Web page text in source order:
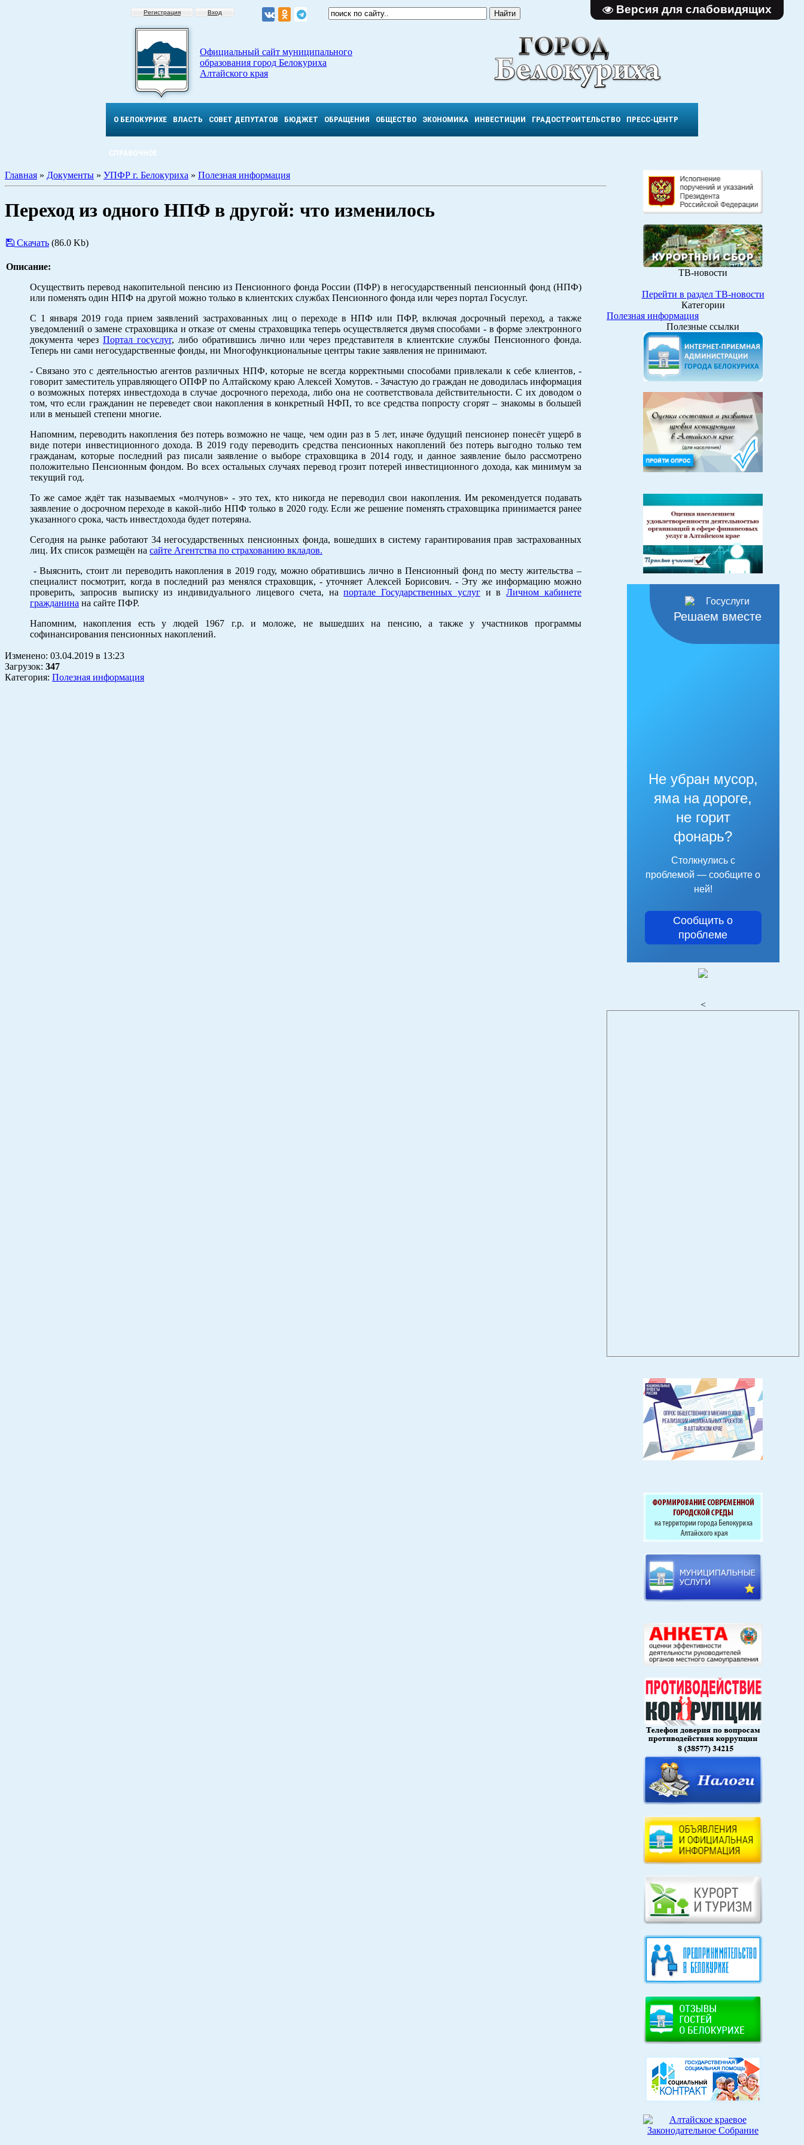
Версия для слабовидящих
Регистрация Вход
Официальный сайт муниципального
образования город Белокуриха
Алтайского края
О БЕЛОКУРИХЕ ВЛАСТЬ СОВЕТ ДЕПУТАТОВ БЮДЖЕТ ОБРАЩЕНИЯ ОБЩЕСТВО ЭКОНОМИКА ИНВЕСТИЦИИ ГРАДОСТРОИТЕЛЬСТВО ПРЕСС-ЦЕНТР
СПРАВОЧНОЕ
Главная » Документы » УПФР г. Белокуриха » Полезная информация
Переход из одного НПФ в другой: что изменилось
Скачать (86.0 Kb)
Описание:
Осуществить перевод накопительной пенсию из Пенсионного фонда России (ПФР) в негосударственный пенсионный фонд (НПФ)
или поменять один НПФ на другой можно только в клиентских службах Пенсионного фонда или через портал Госуслуг.
С 1 января 2019 года прием заявлений застрахованных лиц о переходе в НПФ или ПФР, включая досрочный переход, а также
уведомлений о замене страховщика и отказе от смены страховщика теперь осуществляется двумя способами - в форме электронного
документа через Портал госуслуг, либо обратившись лично или через представителя в клиентские службы Пенсионного фонда.
Теперь ни сами негосударственные фонды, ни Многофункциональные центры такие заявления не принимают.
- Связано это с деятельностью агентов различных НПФ, которые не всегда корректными способами привлекали к себе клиентов, -
говорит заместитель управляющего ОПФР по Алтайскому краю Алексей Хомутов. - Зачастую до граждан не доводилась информация
о возможных потерях инвестдохода в случае досрочного перехода, либо она не соответствовала действительности. С их доводом о
том, что если гражданин не переведет свои накопления в конкретный НФП, то все средства попросту сгорят – знакомы в большей
или в меньшей степени многие.
Напомним, переводить накопления без потерь возможно не чаще, чем один раз в 5 лет, иначе будущий пенсионер понесёт ущерб в
виде потери инвестиционного дохода. В 2019 году переводить средства пенсионных накоплений без потерь выгодно только тем
гражданам, которые последний раз писали заявление о выборе страховщика в 2014 году, и данное заявление было рассмотрено
положительно Пенсионным фондом. Во всех остальных случаях перевод грозит потерей инвестиционного дохода, как минимум за
текущий год.
То же самое ждёт так называемых «молчунов» - это тех, кто никогда не переводил свои накопления. Им рекомендуется подавать
заявление о досрочном переходе в какой-либо НПФ только в 2020 году. Если же решение поменять страховщика принимается ранее
указанного срока, часть инвестдохода будет потеряна.
Сегодня на рынке работают 34 негосударственных пенсионных фонда, вошедших в систему гарантирования прав застрахованных
лиц. Их список размещён на сайте Агентства по страхованию вкладов.
- Выяснить, стоит ли переводить накопления в 2019 году, можно обратившись лично в Пенсионный фонд по месту жительства –
специалист посмотрит, когда в последний раз менялся страховщик, - уточняет Алексей Борисович. - Эту же информацию можно
проверить, запросив выписку из индивидуального лицевого счета, напортале Государственных услуги вЛичном кабинете
гражданина на сайте ПФР.
Напомним, накопления есть у людей 1967 г.р. и моложе, не вышедших на пенсию, а также у участников программы
софинансирования пенсионных накоплений.
Изменено: 03.04.2019 в 13:23
Загрузок: 347
Категория: Полезная информация
ТВ-новости
Перейти в раздел ТВ-новости
Категории
Полезная информация
Полезные ссылки
Решаем вместе
Не убран мусор,
яма на дороге,
не горит
фонарь?
Столкнулись с
проблемой — сообщите о
ней!
Сообщить о
проблеме
<